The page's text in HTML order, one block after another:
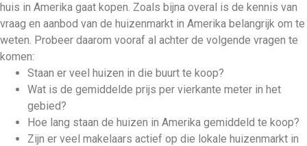
huis in Amerika gaat kopen. Zoals bijna overal is de kennis van
vraag en aanbod van de huizenmarkt in Amerika belangrijk om te
weten. Probeer daarom vooraf al achter de volgende vragen te
komen:
Staan er veel huizen in die buurt te koop?
Wat is de gemiddelde prijs per vierkante meter in het
gebied?
Hoe lang staan de huizen in Amerika gemiddeld te koop?
Zijn er veel makelaars actief op die lokale huizenmarkt in